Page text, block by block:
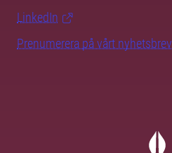
LinkedIn
Prenumerera på vårt nyhetsbrev